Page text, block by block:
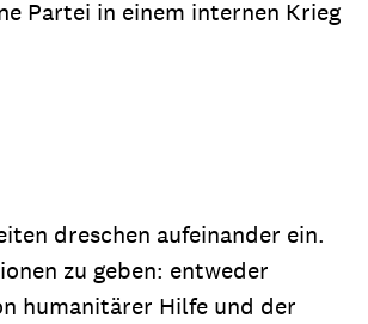
Partei in einem internen Krieg
dreschen aufeinander ein.
zu geben: entweder
humanitärer Hilfe und der